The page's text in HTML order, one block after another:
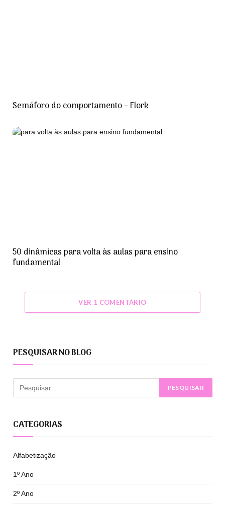
Semáforo do comportamento – Flork
50 dinâmicas para volta às aulas para ensino
fundamental
VER 1 COMENTÁRIO
PESQUISAR NO BLOG
CATEGORIAS
Alfabetização
1º Ano
2º Ano